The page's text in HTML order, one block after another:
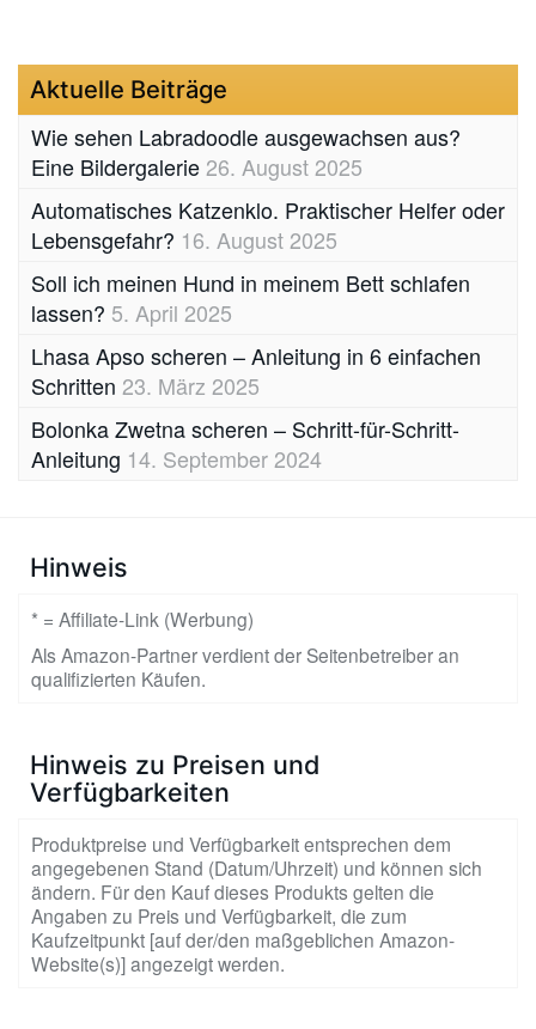
Aktuelle Beiträge
Wie sehen Labradoodle ausgewachsen aus?
Eine Bildergalerie 26. August 2025
Automatisches Katzenklo. Praktischer Helfer oder
Lebensgefahr? 16. August 2025
Soll ich meinen Hund in meinem Bett schlafen
lassen? 5. April 2025
Lhasa Apso scheren – Anleitung in 6 einfachen
Schritten 23. März 2025
Bolonka Zwetna scheren – Schritt-für-Schritt-
Anleitung 14. September 2024
Hinweis
* = Affiliate-Link (Werbung)
Als Amazon-Partner verdient der Seitenbetreiber an
qualifizierten Käufen.
Hinweis zu Preisen und
Verfügbarkeiten
Produktpreise und Verfügbarkeit entsprechen dem
angegebenen Stand (Datum/Uhrzeit) und können sich
ändern. Für den Kauf dieses Produkts gelten die
Angaben zu Preis und Verfügbarkeit, die zum
Kaufzeitpunkt [auf der/den maßgeblichen Amazon-
Website(s)] angezeigt werden.